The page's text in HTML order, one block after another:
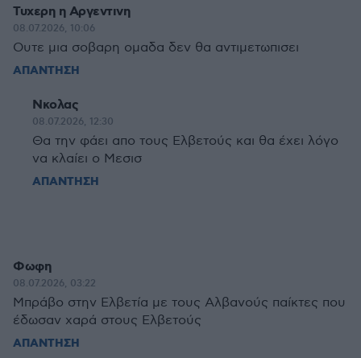
Τυχερη η Αργεντινη
08.07.2026, 10:06
Ουτε μια σοβαρη ομαδα δεν θα αντιμετωπισει
ΑΠΑΝΤΗΣΗ
Νκολας
08.07.2026, 12:30
Θα την φάει απο τους Ελβετούς και θα έχει λόγο
να κλαίει ο Μεσισ
ΑΠΑΝΤΗΣΗ
Φωφη
08.07.2026, 03:22
Μπράβο στην Ελβετία με τους Αλβανούς παίκτες που
έδωσαν χαρά στους Ελβετούς
ΑΠΑΝΤΗΣΗ